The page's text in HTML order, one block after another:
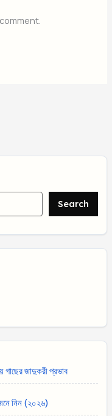
Search
গাছের জাদুকরী প্রভাব
নিন (২০২৬)